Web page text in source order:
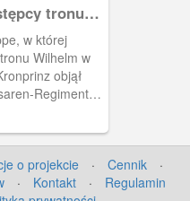
tronu
w której
Wilhelm w
objął
Regiment
Brigade,
Hauptstrasse
114).
o projekcie · Cennik
·
· Kontakt ·
Regulamin